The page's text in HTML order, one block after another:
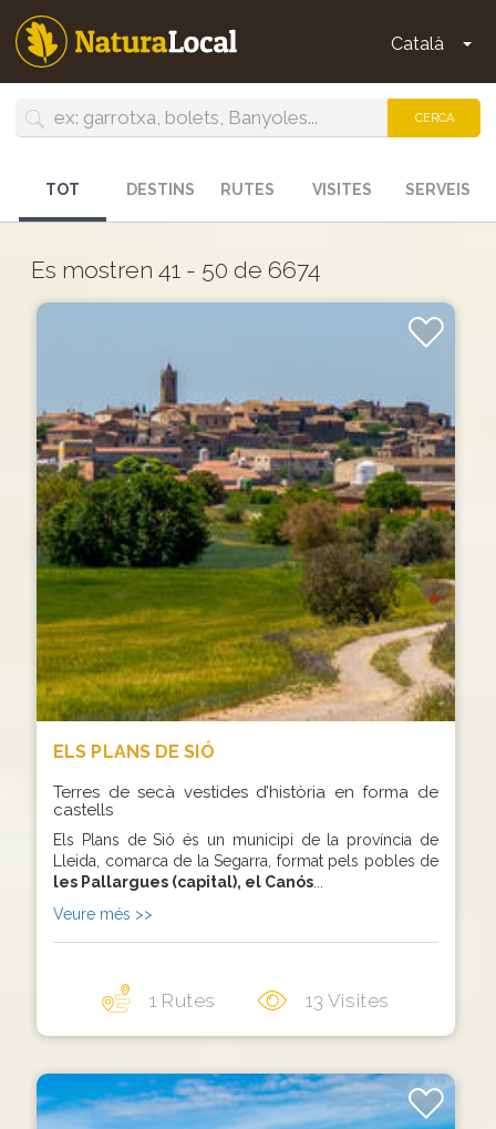
contingut
Català
Main
navigationCERCA
TOT DESTINS RUTES VISITES SERVEIS
CERCA
Es mostren 41 - 50 de 6674
ELS PLANS DE SIÓ
Terres de secà vestides d’història en forma de
castells
Els Plans de Sió és un municipi de la província de
Lleida, comarca de la Segarra, format pels pobles de
les Pallargues (capital), el Canós
Veure més >>
1 Rutes 13 Visites